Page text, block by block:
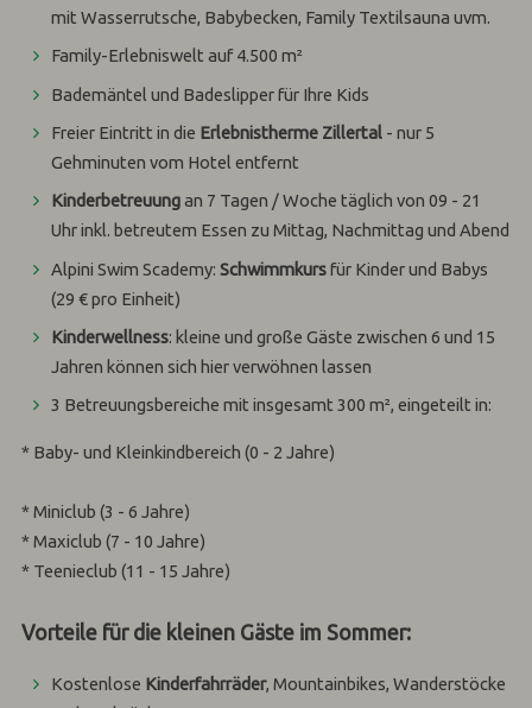
mit Wasserrutsche, Babybecken, Family Textilsauna uvm.
Family-Erlebniswelt auf 4.500 m²
Bademäntel und Badeslipper für Ihre Kids
Freier Eintritt in die Erlebnistherme Zillertal - nur 5
Gehminuten vom Hotel entfernt
Kinderbetreuungan 7 Tagen / Woche täglich von 09 - 21
Uhr inkl. betreutem Essen zu Mittag, Nachmittag und Abend
Alpini Swim Scademy:Schwimmkursfür Kinder und Babys
(29 € pro Einheit)
Kinderwellness: kleine und große Gäste zwischen 6 und 15
Jahren können sich hier verwöhnen lassen
3 Betreuungsbereiche mit insgesamt 300 m², eingeteilt in:
* Baby- und Kleinkindbereich (0 - 2 Jahre)
* Miniclub (3 - 6 Jahre)
* Maxiclub (7 - 10 Jahre)
* Teenieclub (11 - 15 Jahre)
Vorteile für die kleinen Gäste im Sommer:
Kostenlose Kinderfahrräder, Mountainbikes, Wanderstöcke